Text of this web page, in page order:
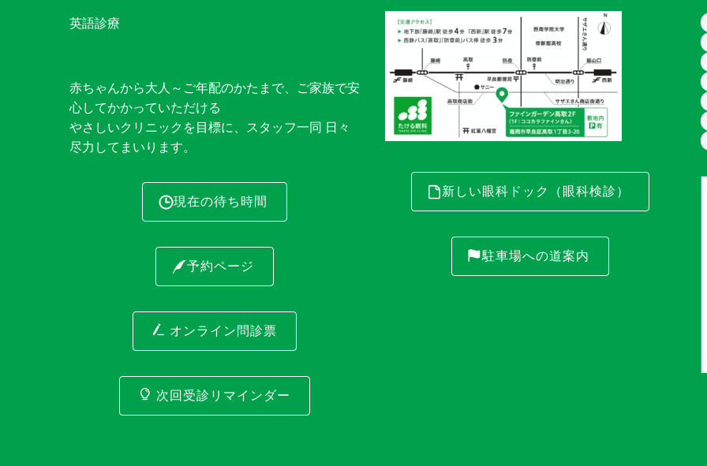
英語診療
赤ちゃんから大人～ご年配のかたまで、ご家族で安
心してかかっていただける
やさしいクリニックを目標に、スタッフ一同 日々
尽力してまいります。
現在の待ち時間
予約ページ
オンライン問診票
次回受診リマインダー
新しい眼科ドック（眼科検診）
駐車場への道案内